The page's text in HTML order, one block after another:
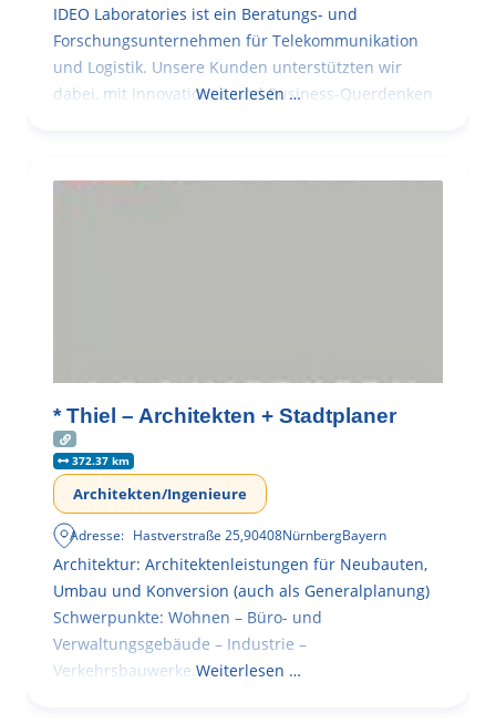
IDEO Laboratories ist ein Beratungs- und
Forschungsunternehmen für Telekommunikation
und Logistik. Unsere Kunden unterstützten wir
dabei, mit Innovationen und Business-Querdenken
Weiterlesen …
* Thiel – Architekten + Stadtplaner
372.37 km
Architekten/Ingenieure
Adresse: Hastverstraße 25,90408NürnbergBayern
Architektur: Architektenleistungen für Neubauten,
Umbau und Konversion (auch als Generalplanung)
Schwerpunkte: Wohnen – Büro- und
Verwaltungsgebäude – Industrie –
Verkehrsbauwerke. Weiterlesen …